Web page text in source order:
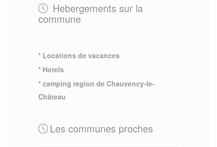
Hebergements sur la
commune
* Locations de vacances
* Hotels
* camping region de Chauvency-le-
Château
Les communes proches